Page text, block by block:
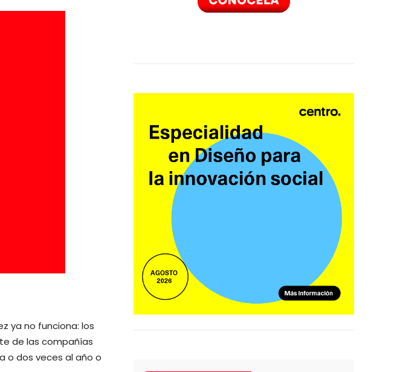
ya no funciona: los
de las compañías
o dos veces al año o